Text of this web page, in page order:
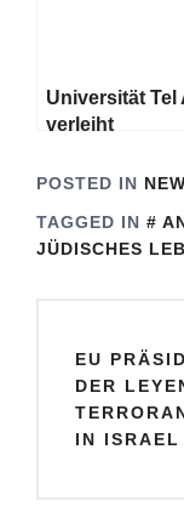
Universität Tel
verleiht
POSTED IN
TAGGED IN
JÜDISCHES
EU
DER
IN ISRAEL